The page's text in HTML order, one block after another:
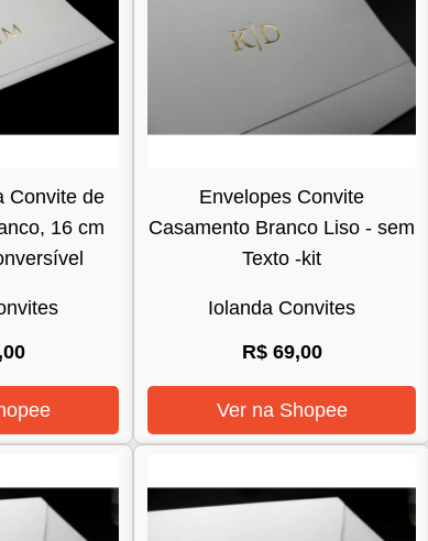
Convite de
16 cm
Envelopes Convite
Casamento Branco Liso - sem
Texto -kit
Iolanda Convites
R$ 69,00
Ver na Shopee